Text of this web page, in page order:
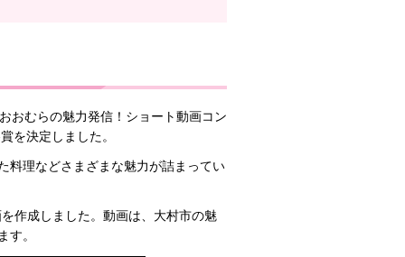
おむらの魅力発信！ショート動画コン
を決定しました。
料理などさまざまな魅力が詰まってい
作成しました。動画は、大村市の魅
す。